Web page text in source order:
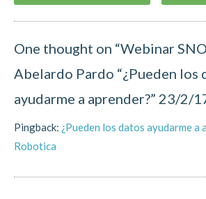
One thought on “Webinar
Abelardo Pardo “¿Pueden los
ayudarme a aprender?” 23/2/
Pingback: ¿Pueden los datos ayudarme a
Robotica